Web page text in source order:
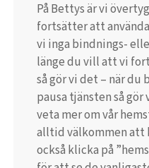
På Bettys är vi
fortsätter att
vi inga bindnings-
länge du vill att vi
så gör vi det – när du
pausa tjänsten så
veta mer om vår
alltid välkommen att
också klicka på